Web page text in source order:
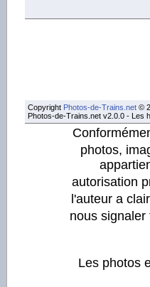
Copyright Photos-de-Trains.net ©
Photos-de-Trains.net v2.0.0 - Les
photos,
autorisation
l'auteur a
nous
Les photos